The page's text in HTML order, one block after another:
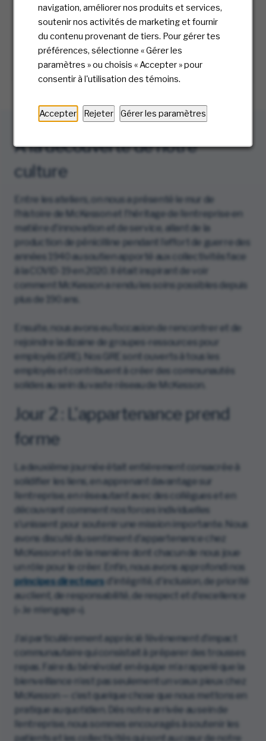
navigation, améliorer nos produits et services,
soutenir nos activités de marketing et fournir
du contenu provenant de tiers. Pour gérer tes
préférences, sélectionne « Gérer les
paramètres » ou choisis « Accepter » pour
consentir à l'utilisation des témoins.
Accepter Rejeter Gérer les paramètres
Nous avons également pris le temps de
réfléchir à notre propre raison d'être : ce qui
nous motive, ce qui nous a amenés ici et
l'impact que nous espérons avoir.
À la découverte de notre
culture
Entre les ateliers, on nous a présenté le mur de
l’histoire de McKesson et l'héritage de l’entreprise en
matière d'innovation et de service, allant de la
production de pénicilline pendant l’effort de guerre des
années 1940 au soutien apporté aux collectivités face
à la COVID-19 en 2020. Il était inspirant de voir
comment McKesson a rendu les soins possibles depuis
plus de 190 ans.
Ensuite, nous avons eu l’occasion de rencontrer et de
rejoindre la dizaine de groupes-ressources pour
employés (GRE). Nos GRE sont ouverts à tous les
employés et contribuent à créer des communautés
solides au sein du vaste réseau de McKesson.
Jour 2 : L'appartenance prend
forme
La deuxième journée était entièrement consacrée à
solidifier les liens, en apprenant davantage sur
l’entreprise, en réseautant avec des collègues et en
découvrant comment nos forces individuelles
s'unissent pour soutenir une mission importante. Nous
avons discuté du sentiment d'appartenance chez
McKesson et de la manière dont chacun de nous joue
un rôle pour le créer. Enfin, nous avons approfondi nos
principes directeurs d'intégrité, d'inclusion, de priorité
au client, de responsabilité, de respect et d'excellence
(« Je m’engage »).
J’ai particulièrement apprécié l’événement d’impact
communautaire qui consistait à préparer des trousses
repas. Faire du bénévolat en équipe m’a rappelé que la
bienveillance n’est pas seulement un vœux pieux chez
McKesson — c’est quelque chose que nous mettons en
pratique au quotidien. Dès notre arrivée au sein de
l’entreprise, nous sommes encouragés à soutenir les
patients et les collectivités qui sont au cœur de notre